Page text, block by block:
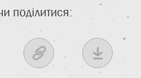
поділитися: